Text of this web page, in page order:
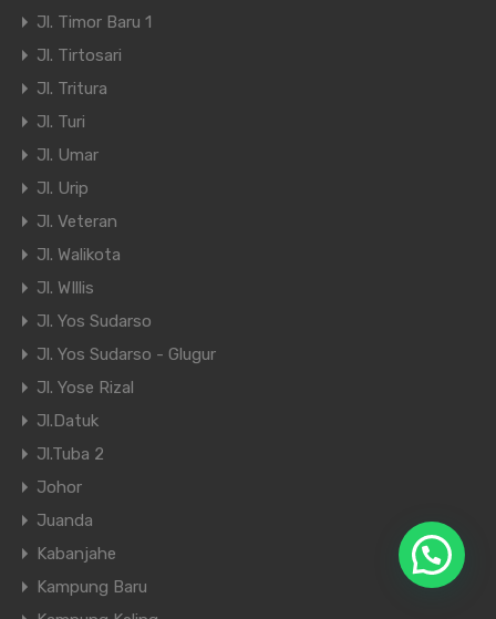
Jl. Timor Baru 1
Jl. Tirtosari
Jl. Tritura
Jl. Turi
Jl. Umar
Jl. Urip
Jl. Veteran
Jl. Walikota
Jl. WIllis
Jl. Yos Sudarso
Jl. Yos Sudarso - Glugur
Jl. Yose Rizal
Jl.Datuk
Jl.Tuba 2
Johor
Juanda
Kabanjahe
Kampung Baru